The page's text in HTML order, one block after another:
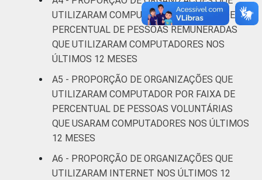
* Base: 2401 organizações sem fins
lucrativos que declararam usar computador e
contar com pessoas remuneradas. Dados
coletados entre outubro de 2013 e abril de
Fonte: NIC.br - out 2013 / abr 2014
UTILIZARAM COMPUTADOR POR FAIXA DE
PERCENTUAL DE PESSOAS REMUNERADAS
QUE UTILIZARAM COMPUTADORES NOS
ÚLTIMOS 12 MESES
A5 - PROPORÇÃO DE ORGANIZAÇÕES QUE
UTILIZARAM COMPUTADOR POR FAIXA DE
PERCENTUAL DE PESSOAS VOLUNTÁRIAS
QUE USARAM COMPUTADORES NOS ÚLTIMOS
12 MESES
A6 - PROPORÇÃO DE ORGANIZAÇÕES QUE
UTILIZARAM INTERNET NOS ÚLTIMOS 12